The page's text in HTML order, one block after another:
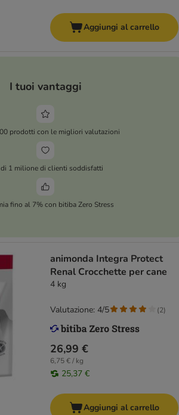
Aggiungi al carrello
I tuoi vantaggi
prodotti con le migliori valutazioni
1 milione di clienti soddisfatti
fino al 7% con bitiba Zero Stress
animonda Integra Protect
Renal Crocchette per cane
4 kg
26,99 €
6,75 € / kg
25,37 €
Valutazione: 4/5 (2)
Aggiungi al carrello